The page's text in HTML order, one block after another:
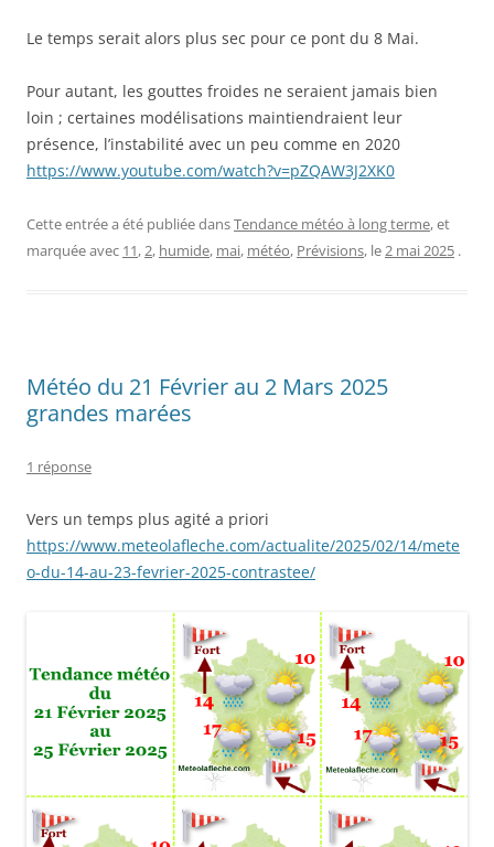
Le temps serait alors plus sec pour ce pont du 8 Mai.
Pour autant, les gouttes froides ne seraient jamais bien
loin ; certaines modélisations maintiendraient leur
présence, l’instabilité avec un peu comme en 2020
https://www.youtube.com/watch?v=pZQAW3J2XK0
Cette entrée a été publiée dansTendance météo à long terme, et
marquée avec 11,2, humide, mai, météo, Prévisions, le2 mai 2025 .
Météo du 21 Février au 2 Mars 2025
grandes marées
1 réponse
Vers un temps plus agité a priori
https://www.meteolafleche.com/actualite/2025/02/14/mete
o-du-14-au-23-fevrier-2025-contrastee/